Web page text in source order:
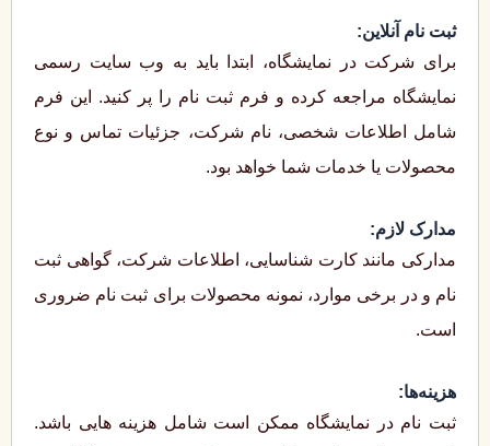
ثبت نام آنلاین:
برای شرکت در نمایشگاه، ابتدا باید به وب ‌سایت رسمی
نمایشگاه مراجعه کرده و فرم ثبت‌ نام را پر کنید. این فرم
شامل اطلاعات شخصی، نام شرکت، جزئیات تماس و نوع
محصولات یا خدمات شما خواهد بود.
مدارک لازم:
مدارکی مانند کارت شناسایی، اطلاعات شرکت، گواهی ثبت
نام و در برخی موارد، نمونه محصولات برای ثبت ‌نام ضروری
است.
هزینه‌ها:
ثبت ‌نام در نمایشگاه ممکن است شامل هزینه‌ هایی باشد.